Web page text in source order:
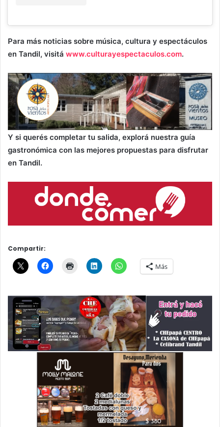
Para más noticias sobre música, cultura y espectáculos
en Tandil, visitá www.culturayespectaculos.com.
Y si querés completar tu salida, explorá nuestra guía
gastronómica con las mejores propuestas para disfrutar
en Tandil.
Compartir:
Más